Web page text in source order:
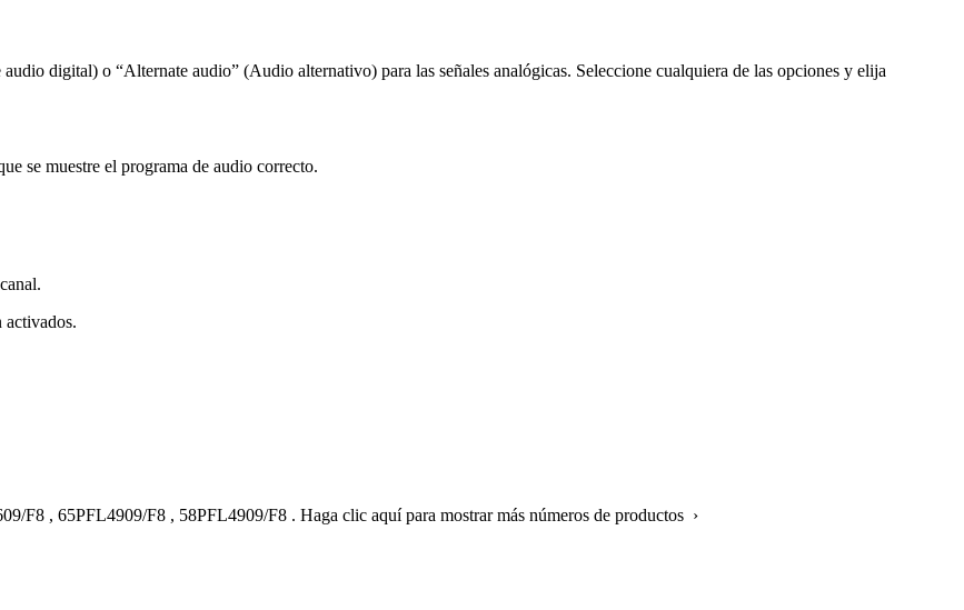
digital) o “Alternate audio” (Audio alternativo) para las señales analógicas. Seleccione cualquiera de las opciones y elija
se muestre el programa de audio correcto.
activados.
F8 , 65PFL4909/F8 , 58PFL4909/F8 . Haga clic aquí para mostrar más números de productos ›